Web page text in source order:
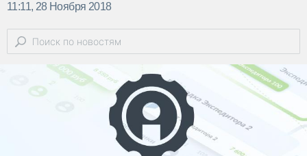
11:11, 28 Ноября 2018